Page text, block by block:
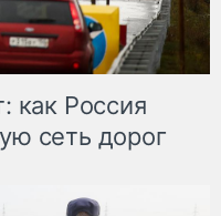
как Россия
сеть дорог